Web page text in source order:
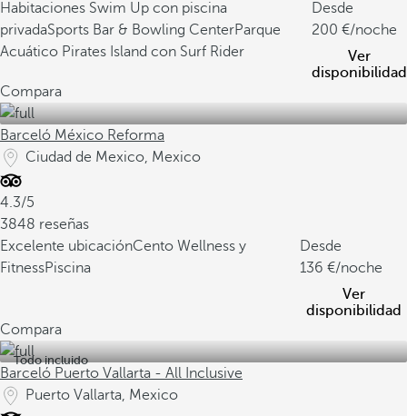
Habitaciones Swim Up con piscina
privadaSports Bar & Bowling CenterParque
Acuático Pirates Island con Surf Rider
Desde
200
/noche
Ver
disponibilidad
Compara
Barceló México Reforma
Ciudad de Mexico, Mexico
4.3/5
3848 reseñas
Excelente ubicaciónCento Wellness y
FitnessPiscina
Desde
136
/noche
Ver
disponibilidad
Compara
Todo incluido
Barceló Puerto Vallarta - All Inclusive
Puerto Vallarta, Mexico